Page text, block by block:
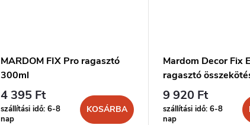
MARDOM FIX Pro ragasztó
300ml
4 395 Ft
szállítási idő: 6-8
nap
KOSÁRBA
Mardom Decor Fix
ragasztó
300ml
9 920 Ft
szállítási idő: 6-8
nap